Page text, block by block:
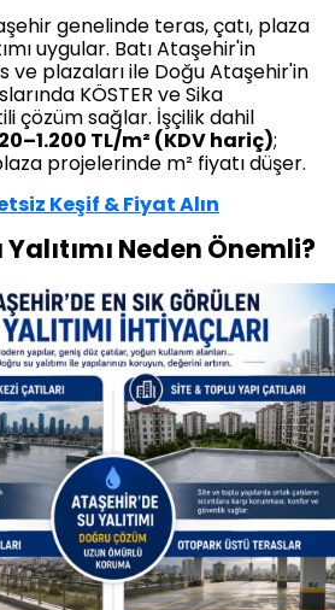
genelinde teras, çatı, plaza
uygular. Batı Ataşehir'in
ve plazaları ile Doğu Ataşehir'in
KÖSTER ve Sika
çözüm sağlar. İşçilik dahil
TL/m² (KDV hariç);
projelerinde m² fiyatı düşer.
Keşif & Fiyat Alın
Neden Önemli?